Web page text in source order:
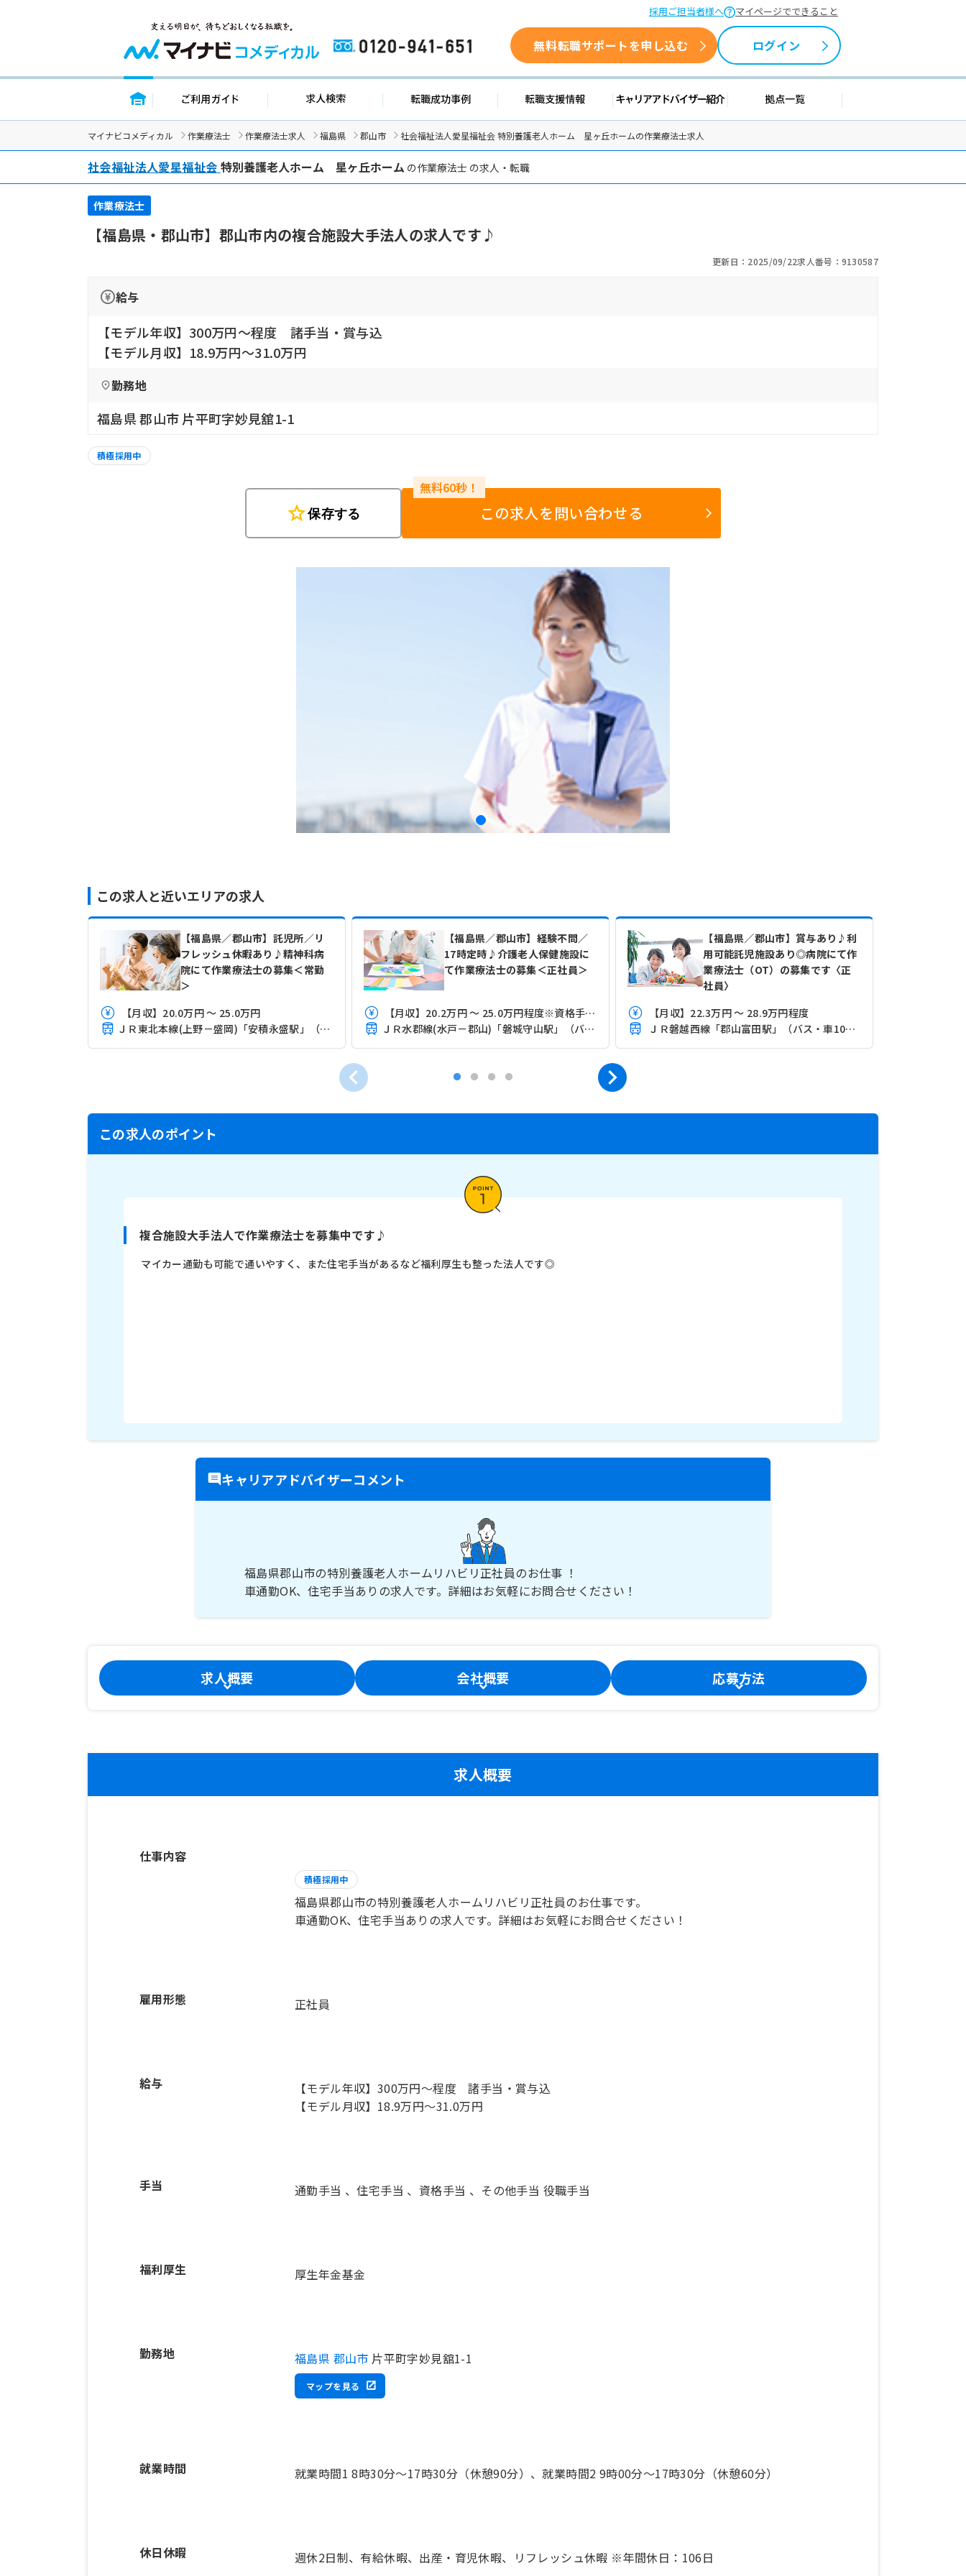
採用ご担当者様へ マイページでできること
0120-941-651 無料転職サポートを申し込む ログイン
トップページ ご利用ガイド 求人検索 転職成功事例 転職支援情報 キャリアアドバイザー紹介 拠点一覧
マイナビコメディカル 作業療法士 作業療法士求人 福島県 郡山市 社会福祉法人愛星福祉会 特別養護老人ホーム 星ヶ丘ホームの作業療法士求人
社会福祉法人愛星福祉会 特別養護老人ホーム 星ヶ丘ホーム の作業療法士 の求人・転職
作業療法士
【福島県・郡山市】郡山市内の複合施設大手法人の求人です♪
更新日：2025/09/22求人番号：9130587
給与
【モデル年収】300万円〜程度 諸手当・賞与込
【モデル月収】18.9万円〜31.0万円
勤務地
福島県 郡山市 片平町字妙見舘1-1
積極採用中
star保存する この求人を問い合わせる
この求人と近いエリアの求人
【福島県／郡山市】託児所／リ
フレッシュ休暇あり♪精神科病
院にて作業療法士の募集＜常勤
＞
【月収】20.0万円 ～ 25.0万円
ＪＲ東北本線(上野－盛岡)「安積永盛駅」（バス・車3分）
【福島県／郡山市】経験不問／
17時定時♪介護老人保健施設に
て作業療法士の募集＜正社員＞
【月収】20.2万円 ～ 25.0万円程度※資格手当込
ＪＲ水郡線(水戸－郡山)「磐城守山駅」（バス・車3分）
【福島県／郡山市】賞与あり♪利
用可能託児施設あり◎病院にて作
業療法士（OT）の募集です〈正
社員〉
【月収】22.3万円 ～ 28.9万円程度
ＪＲ磐越西線「郡山富田駅」（バス・車10分）
この求人のポイント
複合施設大手法人で作業療法士を募集中です♪
マイカー通勤も可能で通いやすく、また住宅手当があるなど福利厚生も整った法人です◎
キャリアアドバイザーコメント
福島県郡山市の特別養護老人ホームリハビリ正社員のお仕事 ！
車通勤OK、住宅手当ありの求人です。詳細はお気軽にお問合せください！
求人概要 会社概要 応募方法
求人概要
仕事内容
積極採用中
福島県郡山市の特別養護老人ホームリハビリ正社員のお仕事です。
車通勤OK、住宅手当ありの求人です。詳細はお気軽にお問合せください！
雇用形態 正社員
給与
【モデル年収】300万円〜程度 諸手当・賞与込
【モデル月収】18.9万円〜31.0万円
手当 通勤手当 、住宅手当 、資格手当 、その他手当 役職手当
福利厚生 厚生年金基金
勤務地 福島県 郡山市 片平町字妙見舘1-1
マップを見る
就業時間 就業時間1 8時30分〜17時30分（休憩90分）、就業時間2 9時00分〜17時30分（休憩60分）
休日休暇 週休2日制、有給休暇、出産・育児休暇、リフレッシュ休暇 ※年間休日：106日